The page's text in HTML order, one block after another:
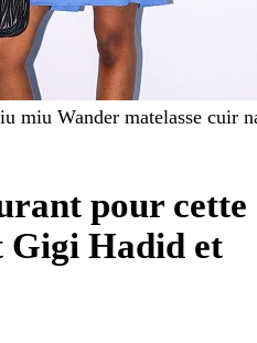
miu Wander matelasse cuir
pour cette
Gigi Hadid et